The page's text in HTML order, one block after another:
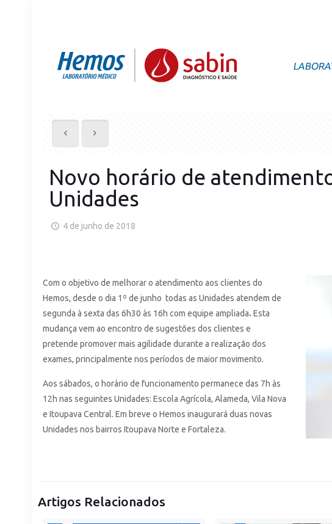
Novo horário de
Unidades
4 de junho de 2018
Com o objetivo de melhorar o atendimento aos clientes do
Hemos, desde o dia 1º de junho todas as Unidades atendem de
segunda à sexta das 6h30 às 16h com equipe ampliada. Esta
mudança vem ao encontro de sugestões dos clientes e
pretende promover mais agilidade durante a realização dos
exames, principalmente nos períodos de maior movimento.
Aos sábados, o horário de funcionamento permanece das 7h às
12h nas seguintes Unidades: Escola Agrícola, Alameda, Vila Nova
e Itoupava Central. Em breve o Hemos inaugurará duas novas
Unidades nos bairros Itoupava Norte e Fortaleza.
Artigos Relacionados